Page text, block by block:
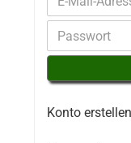
Konto erstellen